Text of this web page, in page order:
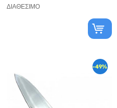
ΔΙΑΘΈΣΙΜΟ
-49%